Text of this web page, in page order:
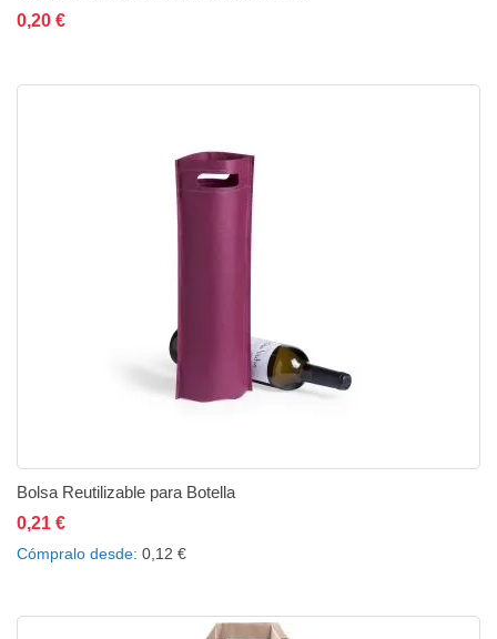
0,20 €
Bolsa Reutilizable para Botella
0,21 €
Cómpralo desde 0,12 €